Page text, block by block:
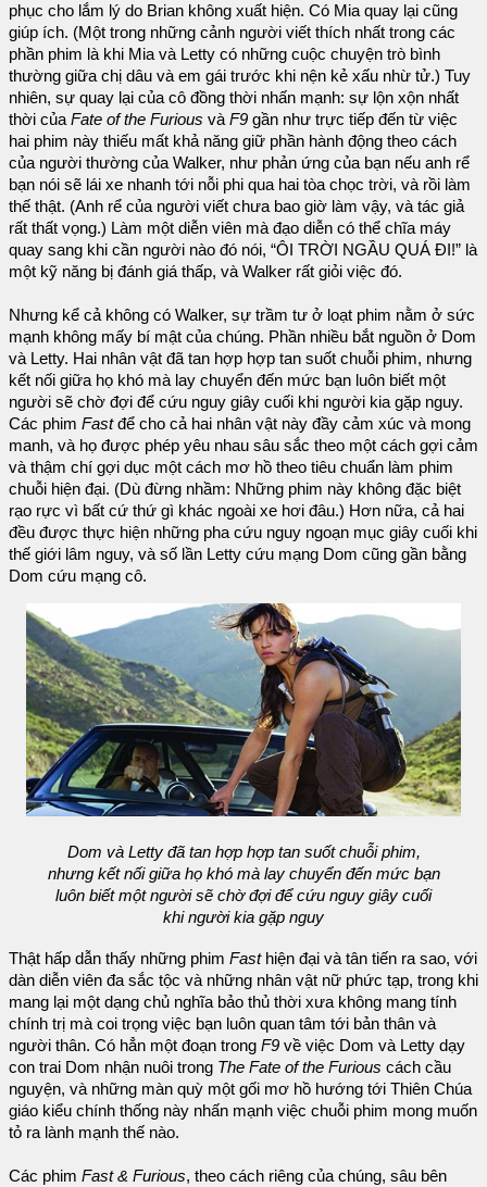
phục cho lắm lý do Brian không xuất hiện. Có Mia quay lại cũng
giúp ích. (Một trong những cảnh người viết thích nhất trong các
phần phim là khi Mia và Letty có những cuộc chuyện trò bình
thường giữa chị dâu và em gái trước khi nện kẻ xấu nhừ tử.) Tuy
nhiên, sự quay lại của cô đồng thời nhấn mạnh: sự lộn xộn nhất
thời củaFate of the Furious vàF9 gần như trực tiếp đến từ việc
hai phim này thiếu mất khả năng giữ phần hành động theo cách
của người thường của Walker, như phản ứng của bạn nếu anh rể
bạn nói sẽ lái xe nhanh tới nỗi phi qua hai tòa chọc trời, và rồi làm
thế thật. (Anh rể của người viết chưa bao giờ làm vậy, và tác giả
rất thất vọng.) Làm một diễn viên mà đạo diễn có thể chĩa máy
quay sang khi cần người nào đó nói, “ÔI TRỜI NGẦU QUÁ ĐI!” là
một kỹ năng bị đánh giá thấp, và Walker rất giỏi việc đó.
Nhưng kể cả không có Walker, sự trầm tư ở loạt phim nằm ở sức
mạnh không mấy bí mật của chúng. Phần nhiều bắt nguồn ở Dom
và Letty. Hai nhân vật đã tan hợp hợp tan suốt chuỗi phim, nhưng
kết nối giữa họ khó mà lay chuyển đến mức bạn luôn biết một
người sẽ chờ đợi để cứu nguy giây cuối khi người kia gặp nguy.
Các phim Fastđể cho cả hai nhân vật này đầy cảm xúc và mong
manh, và họ được phép yêu nhau sâu sắc theo một cách gợi cảm
và thậm chí gợi dục một cách mơ hồ theo tiêu chuẩn làm phim
chuỗi hiện đại. (Dù đừng nhầm: Những phim này không đặc biệt
rạo rực vì bất cứ thứ gì khác ngoài xe hơi đâu.) Hơn nữa, cả hai
đều được thực hiện những pha cứu nguy ngoạn mục giây cuối khi
thế giới lâm nguy, và số lần Letty cứu mạng Dom cũng gần bằng
Dom cứu mạng cô.
Dom và Letty đã tan hợp hợp tan suốt chuỗi phim,
nhưng kết nối giữa họ khó mà lay chuyển đến mức bạn
luôn biết một người sẽ chờ đợi để cứu nguy giây cuối
khi người kia gặp nguy
Thật hấp dẫn thấy những phim Fasthiện đại và tân tiến ra sao, với
dàn diễn viên đa sắc tộc và những nhân vật nữ phức tạp, trong khi
mang lại một dạng chủ nghĩa bảo thủ thời xưa không mang tính
chính trị mà coi trọng việc bạn luôn quan tâm tới bản thân và
người thân. Có hẳn một đoạn trong F9 về việc Dom và Letty dạy
con trai Dom nhận nuôi trong The Fate of the Furious cách cầu
nguyện, và những màn quỳ một gối mơ hồ hướng tới Thiên Chúa
giáo kiểu chính thống này nhấn mạnh việc chuỗi phim mong muốn
tỏ ra lành mạnh thế nào.
Các phim Fast & Furious, theo cách riêng của chúng, sâu bên